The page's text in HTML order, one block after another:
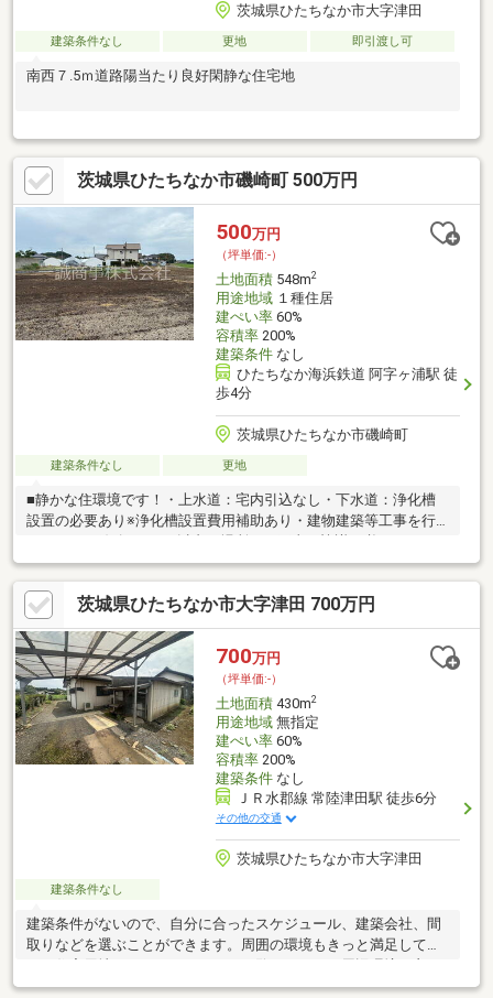
茨城県ひたちなか市大字津田
建築条件なし 更地 即引渡し可
南西７.5ｍ道路陽当たり良好閑静な住宅地
茨城県ひたちなか市磯崎町 500万円
500万円
（坪単価:-）
土地面積548m2
用途地域１種住居
建ぺい率60%
容積率200%
建築条件なし
ひたちなか海浜鉄道 阿字ヶ浦駅 徒
歩4分
茨城県ひたちなか市磯崎町
建築条件なし 更地
■静かな住環境です！・上水道：宅内引込なし・下水道：浄化槽
設置の必要あり※浄化槽設置費用補助あり・建物建築等工事を行
す。・南東側に法定外道路あり
茨城県ひたちなか市大字津田 700万円
700万円
（坪単価:-）
土地面積430m2
用途地域無指定
建ぺい率60%
容積率200%
建築条件なし
ＪＲ水郡線 常陸津田駅 徒歩6分
その他の交通
茨城県ひたちなか市大字津田
建築条件なし
建築条件がないので、自分に合ったスケジュール、建築会社、間
取りなどを選ぶことができます。周囲の環境もきっと満足して頂
売地ですので、土地購入をご検討の方におすすめです。駅から徒